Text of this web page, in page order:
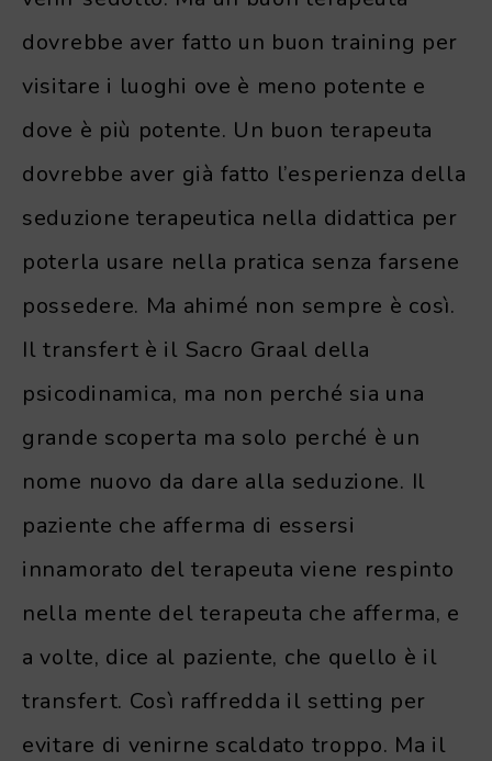
dovrebbe aver fatto un buon training per
visitare i luoghi ove è meno potente e
dove è più potente. Un buon terapeuta
dovrebbe aver già fatto l’esperienza della
seduzione terapeutica nella didattica per
poterla usare nella pratica senza farsene
possedere. Ma ahimé non sempre è così.
Il transfert è il Sacro Graal della
psicodinamica, ma non perché sia una
grande scoperta ma solo perché è un
nome nuovo da dare alla seduzione. Il
paziente che afferma di essersi
innamorato del terapeuta viene respinto
nella mente del terapeuta che afferma, e
a volte, dice al paziente, che quello è il
transfert. Così raffredda il setting per
evitare di venirne scaldato troppo. Ma il